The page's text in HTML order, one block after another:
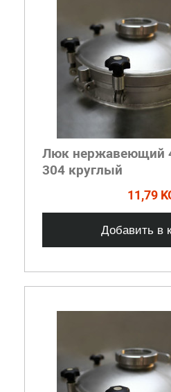
Люк нержавеющий
304 круглый
11,79
Добавить в